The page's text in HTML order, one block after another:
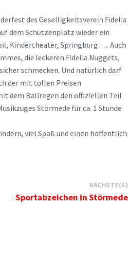
des Geselligkeitsverein Fidelia
dem Schützenplatz wieder ein
Kindertheater, Springburg….. Auch
die leckeren Fidelia Nuggets,
schmecken. Und natürlich darf
der mit tollen Preisen
dem Ballregen den offiziellen Teil
Störmede für ca. 1 Stunde
viel Spaß und einen hoffentlich
NÄCHSTE(S)
Sportabzeichen in Störmede